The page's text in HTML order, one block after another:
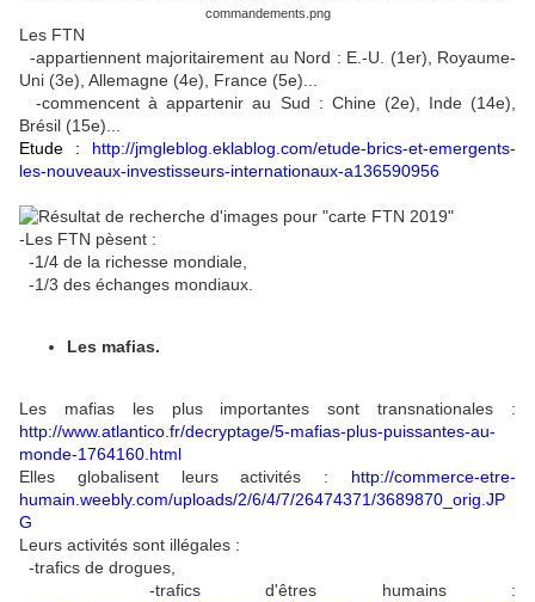
commandements.png
Les FTN
-appartiennent majoritairement au Nord : E.-U. (1er), Royaume-
Uni (3e), Allemagne (4e), France (5e)...
-commencent à appartenir au Sud : Chine (2e), Inde (14e),
Brésil (15e)...
Etude :
http://jmgleblog.eklablog.com/etude-brics-et-emergents-
les-nouveaux-investisseurs-internationaux-a136590956
-Les FTN pèsent :
-1/4 de la richesse mondiale,
-1/3 des échanges mondiaux.
Les mafias.
Les mafias les plus importantes sont transnationales :
http://www.atlantico.fr/decryptage/5-mafias-plus-puissantes-au-
monde-1764160.html
Elles globalisent leurs activités : http://commerce-etre-
humain.weebly.com/uploads/2/6/4/7/26474371/3689870_orig.JP
G
Leurs activités sont illégales :
-trafics de drogues,
-trafics d'êtres humains :